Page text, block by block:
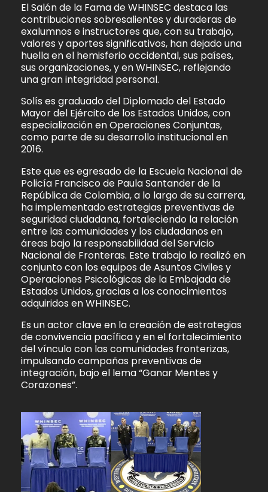
El Salón de la Fama de WHINSEC destaca las
contribuciones sobresalientes y duraderas de
exalumnos e instructores que, con su trabajo,
valores y aportes significativos, han dejado una
huella en el hemisferio occidental, sus países,
sus organizaciones, y en WHINSEC, reflejando
una gran integridad personal.
Solís es graduado del Diplomado del Estado
Mayor del Ejército de los Estados Unidos, con
especialización en Operaciones Conjuntas,
como parte de su desarrollo institucional en
2016.
Este que es egresado de la Escuela Nacional de
Policía Francisco de Paula Santander de la
República de Colombia, a lo largo de su carrera,
ha implementado estrategias preventivas de
seguridad ciudadana, fortaleciendo la relación
entre las comunidades y los ciudadanos en
áreas bajo la responsabilidad del Servicio
Nacional de Fronteras. Este trabajo lo realizó en
conjunto con los equipos de Asuntos Civiles y
Operaciones Psicológicas de la Embajada de
Estados Unidos, gracias a los conocimientos
adquiridos en WHINSEC.
Es un actor clave en la creación de estrategias
de convivencia pacífica y en el fortalecimiento
del vínculo con las comunidades fronterizas,
impulsando campañas preventivas de
integración, bajo el lema “Ganar Mentes y
Corazones”.